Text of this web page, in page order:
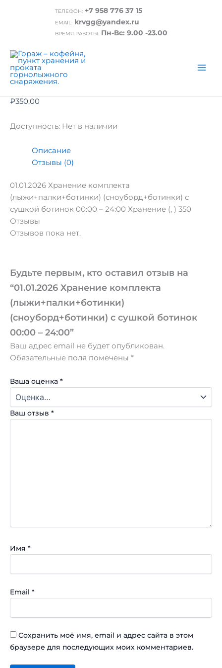
ТЕЛЕФОН: +7 958 776 37 15
EMAIL: krvgg@yandex.ru
ВРЕМЯ РАБОТЫ:Пн-Вс: 9.00 -23.00
/ 01.01.2026 Хранение комплекта
(лыжи+палки+ботинки) (сноуборд+ботинки) с
01.01.2026 Хранение комплекта
(лыжи+палки+ботинки)
(сноуборд+ботинки) с сушкой ботинок
00:00 – 24:00
₽350.00
Доступность: Нет в наличии
Описание
Отзывы (0)
01.01.2026 Хранение комплекта
(лыжи+палки+ботинки) (сноуборд+ботинки) с
сушкой ботинок 00:00 – 24:00 Хранение (, ) 350
Отзывы
Отзывов пока нет.
Будьте первым, кто оставил отзыв на
“01.01.2026 Хранение комплекта
(лыжи+палки+ботинки)
(сноуборд+ботинки) с сушкой ботинок
00:00 – 24:00”
Ваш адрес email не будет опубликован.
Обязательные поля помечены *
Ваша оценка *
Ваш отзыв *
Имя *
Email *
Сохранить моё имя, email и адрес сайта в этом
браузере для последующих моих комментариев.